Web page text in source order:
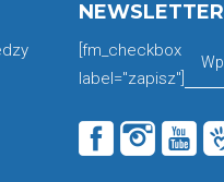
NEWSLETTER
[fm_checkbox
label="zapisz"]